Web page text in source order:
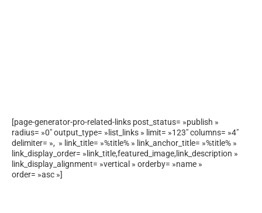
[page-generator-pro-related-links post_status= »publish »
radius= »0″ output_type= »list_links » limit= »123″ columns= »4″
delimiter= », » link_title= »%title% » link_anchor_title= »%title% »
link_display_order= »link_title,featured_image,link_description »
link_display_alignment= »vertical » orderby= »name »
order= »asc »]